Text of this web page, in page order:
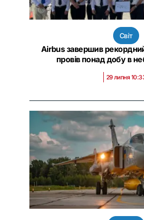
Світ
Airbus завершив
провів понад добу в
29 липня